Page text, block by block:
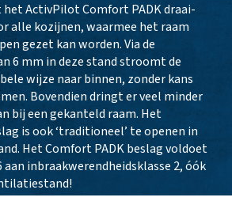
het ActivPilot Comfort PADK draai-
alle kozijnen, waarmee het raam
gezet kan worden. Via de
6 mm in deze stand stroomt de
wijze naar binnen, zonder kans
Bovendien dringt er veel minder
bij een gekanteld raam. Het
is ook ‘traditioneel’ te openen in
Het Comfort PADK beslag voldoet
aan inbraakwerendheidsklasse 2, óók